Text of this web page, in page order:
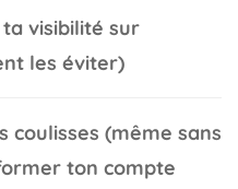
visibilité sur
les éviter)
coulisses (même sans
ton compte